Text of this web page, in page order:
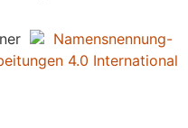
Namensnennung-
4.0 International